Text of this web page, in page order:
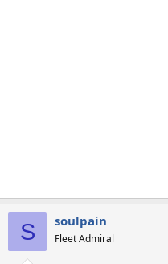
S soulpain
Fleet Admiral